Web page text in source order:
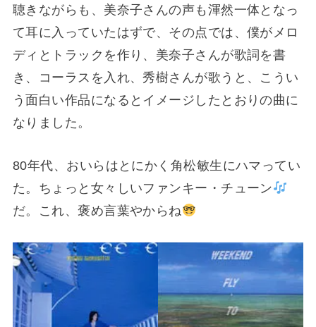
聴きながらも、美奈子さんの声も渾然一体となっ
て耳に入っていたはずで、その点では、僕がメロ
ディとトラックを作り、美奈子さんが歌詞を書
き、コーラスを入れ、秀樹さんが歌うと、こうい
う面白い作品になるとイメージしたとおりの曲に
なりました。
80年代、おいらはとにかく角松敏生にハマってい
た。ちょっと女々しいファンキー・チューン
だ。これ、褒め言葉やからね